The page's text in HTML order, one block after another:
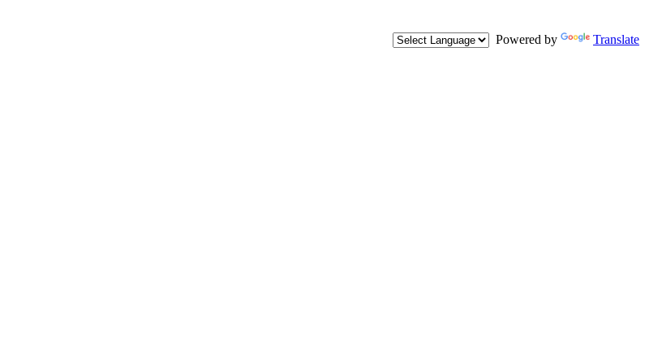
Powered by Translate